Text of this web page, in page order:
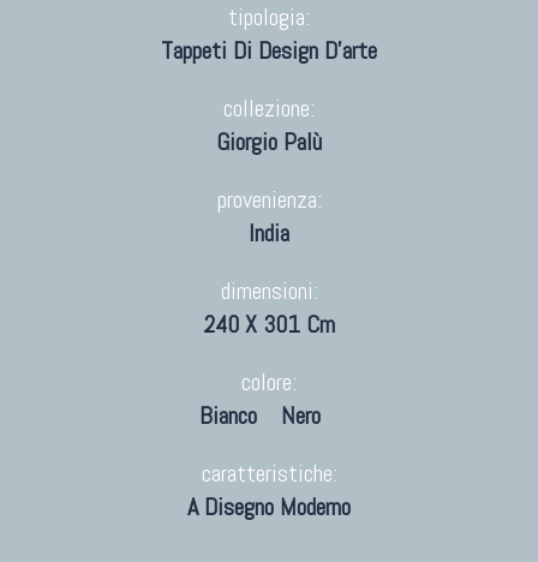
tipologia:
Tappeti Di Design D'arte
collezione:
Giorgio Palù
provenienza:
India
dimensioni:
240 X 301 Cm
colore:
Bianco
Nero
caratteristiche:
A Disegno Moderno